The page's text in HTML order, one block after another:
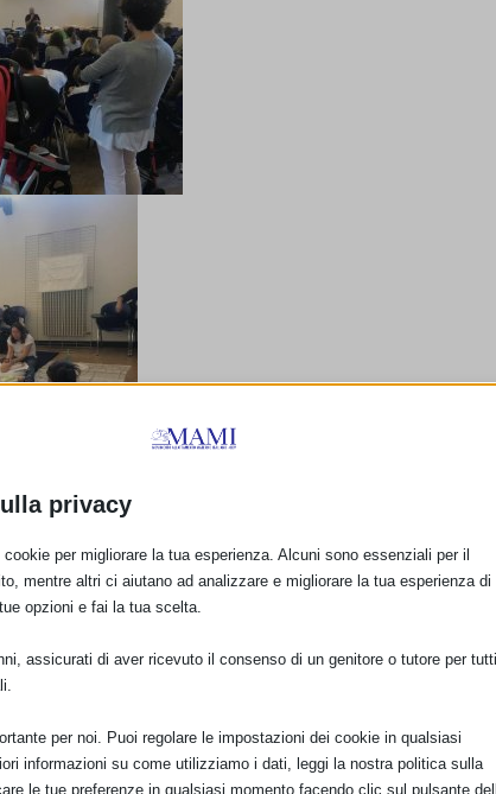
privacy
per migliorare la tua esperienza. Alcuni sono essenziali per il
mentre altri ci aiutano ad analizzare e migliorare la tua esperienza di
opzioni e fai la tua scelta.
assicurati di aver ricevuto il consenso di un genitore o tutore per
per noi. Puoi regolare le impostazioni dei cookie in qualsiasi
informazioni su come utilizziamo i dati, leggi la nostra politica sulla
le tue preferenze in qualsiasi momento facendo clic sul pulsante